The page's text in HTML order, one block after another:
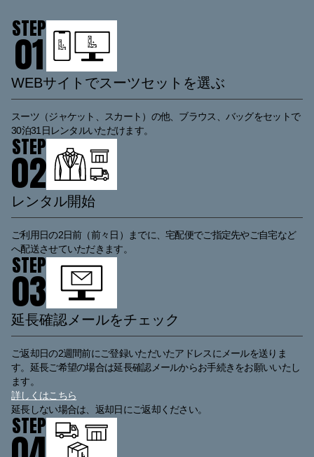
STEP
01
WEBサイトでスーツセットを選ぶ
スーツ（ジャケット、スカート）の他、ブラウス、バッグをセットで
30泊31日レンタルいただけます。
STEP
02
レンタル開始
ご利用日の2日前（前々日）までに、宅配便でご指定先やご自宅など
へ配送させていただきます。
STEP
03
延長確認メールをチェック
ご返却日の2週間前にご登録いただいたアドレスにメールを送りま
す。延長ご希望の場合は延長確認メールからお手続きをお願いいたし
ます。
詳しくはこちら
延長しない場合は、返却日にご返却ください。
STEP